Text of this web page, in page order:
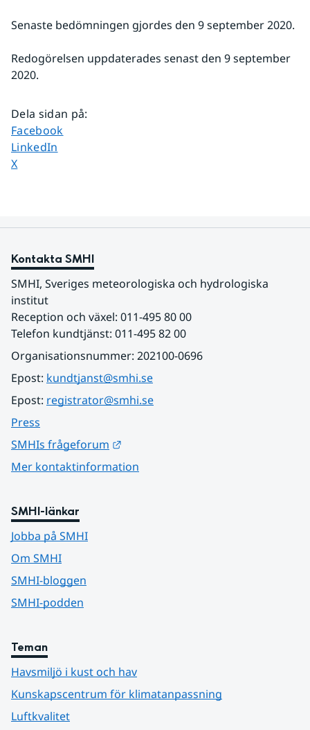
Senaste bedömningen gjordes den 9 september 2020.
Redogörelsen uppdaterades senast den 9 september
2020.
Dela sidan på:
Dela sidan på
Facebook
Dela sidan på
LinkedIn
Dela sidan på
X
Kontakta SMHI
SMHI, Sveriges meteorologiska och hydrologiska
institut
Reception och växel: 011-495 80 00
Telefon kundtjänst: 011-495 82 00
Organisationsnummer: 202100-0696
Epost: kundtjanst@smhi.se
Epost: registrator@smhi.se
Press
SMHIs frågeforum
Mer kontaktinformation
SMHI-länkar
Jobba på SMHI
Om SMHI
SMHI-bloggen
SMHI-podden
Teman
Havsmiljö i kust och hav
Kunskapscentrum för klimatanpassning
Luftkvalitet